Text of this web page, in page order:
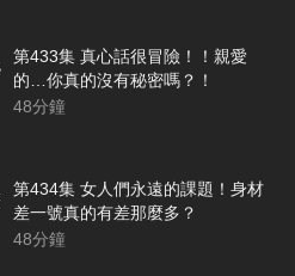
第433集 真心話很冒險！！親愛
的…你真的沒有秘密嗎？！
48分鐘
第434集 女人們永遠的課題！身材
差一號真的有差那麼多？
48分鐘